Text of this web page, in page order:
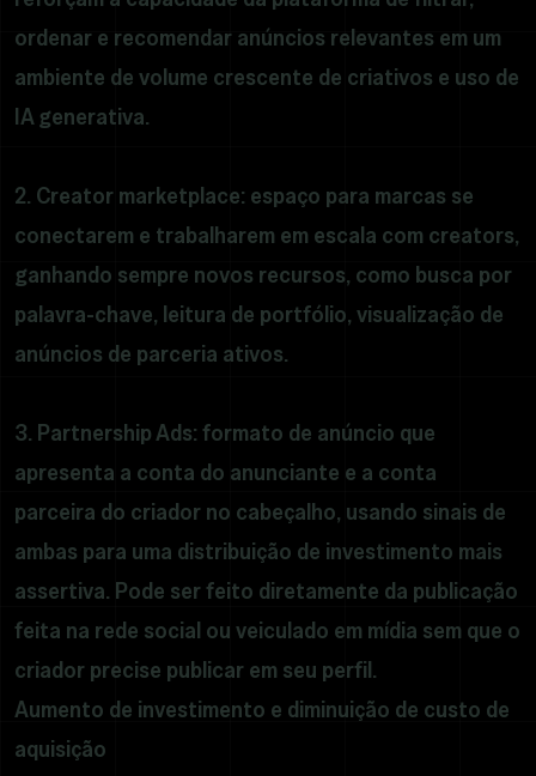
ordenar e recomendar anúncios relevantes em um
ambiente de volume crescente de criativos e uso de
IA generativa.
2. Creator marketplace: espaço para marcas se
conectarem e trabalharem em escala com creators,
ganhando sempre novos recursos, como busca por
palavra-chave, leitura de portfólio, visualização de
anúncios de parceria ativos.
3. Partnership Ads: formato de anúncio que
apresenta a conta do anunciante e a conta
parceira do criador no cabeçalho, usando sinais de
ambas para uma distribuição de investimento mais
assertiva. Pode ser feito diretamente da publicação
feita na rede social ou veiculado em mídia sem que o
criador precise publicar em seu perfil.
Aumento de investimento e diminuição de custo de
aquisição